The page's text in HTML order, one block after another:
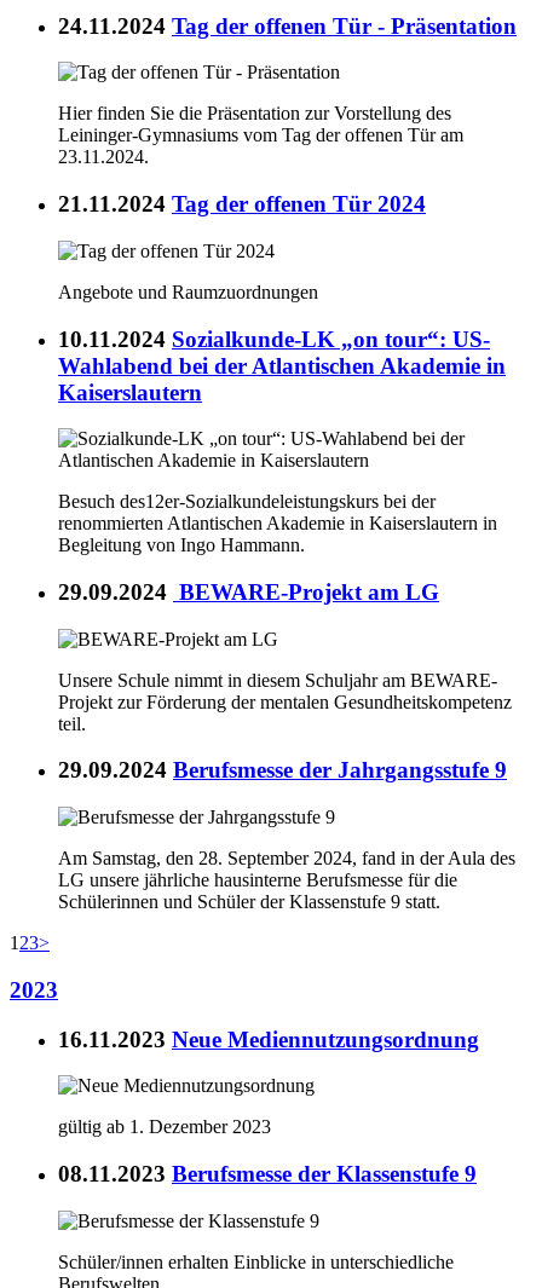
24.11.2024 Tag der offenen Tür - Präsentation
Hier finden Sie die Präsentation zur Vorstellung des
Leininger-Gymnasiums vom Tag der offenen Tür am
23.11.2024.
21.11.2024 Tag der offenen Tür 2024
Angebote und Raumzuordnungen
10.11.2024 Sozialkunde-LK „on tour“: US-
Wahlabend bei der Atlantischen Akademie in
Kaiserslautern
Besuch des12er-Sozialkundeleistungskurs bei der
renommierten Atlantischen Akademie in Kaiserslautern in
Begleitung von Ingo Hammann.
29.09.2024 BEWARE-Projekt am LG
Unsere Schule nimmt in diesem Schuljahr am BEWARE-
Projekt zur Förderung der mentalen Gesundheitskompetenz
teil.
29.09.2024 Berufsmesse der Jahrgangsstufe 9
Am Samstag, den 28. September 2024, fand in der Aula des
LG unsere jährliche hausinterne Berufsmesse für die
Schülerinnen und Schüler der Klassenstufe 9 statt.
1 23>
2023
16.11.2023 Neue Mediennutzungsordnung
gültig ab 1. Dezember 2023
08.11.2023 Berufsmesse der Klassenstufe 9
Schüler/innen erhalten Einblicke in unterschiedliche
Berufswelten